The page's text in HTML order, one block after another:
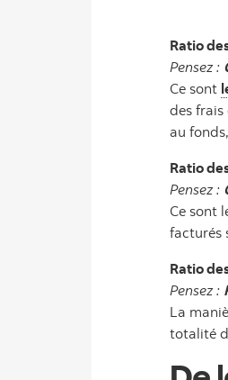
Ratio
Pensez :
Ce sont
des frais
au
Ratio
Pensez :
Ce sont
facturés
Ratio
Pensez :
La
totalité